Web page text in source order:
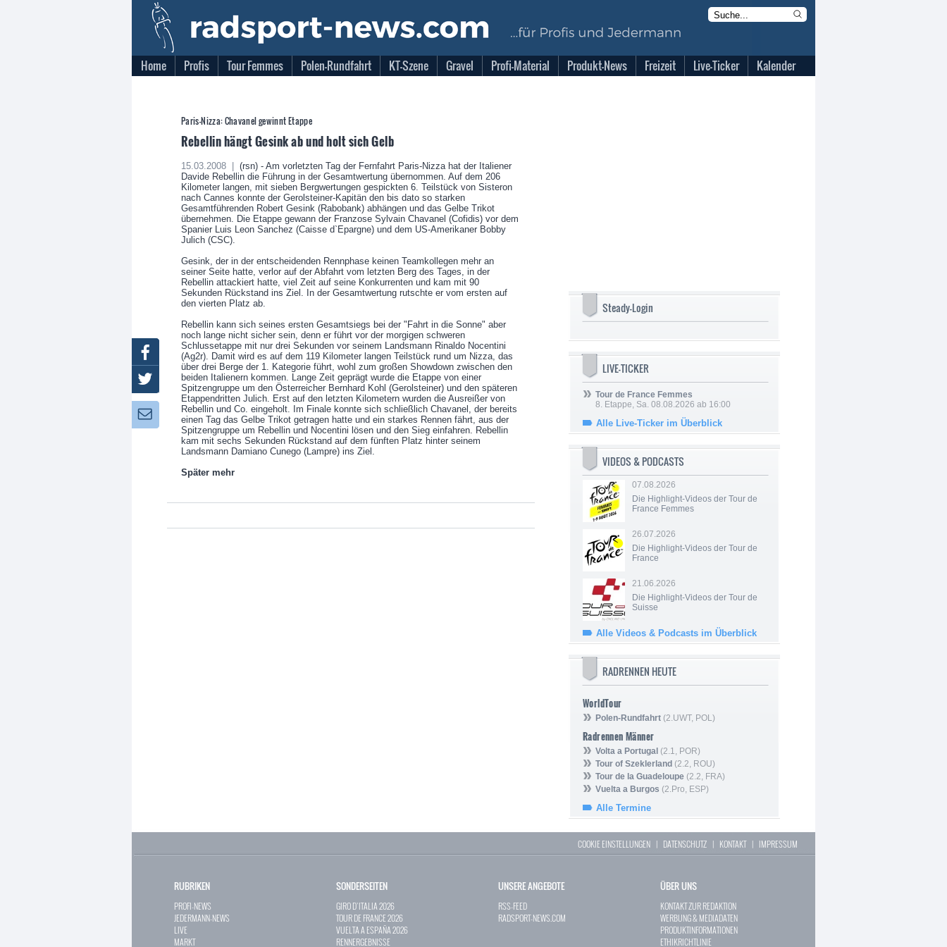
Home Profis Tour Femmes Polen-Rundfahrt KT-Szene Gravel Profi-Material Produkt-News Freizeit Live-Ticker Kalender
Paris-Nizza: Chavanel gewinnt Etappe
Rebellin hängt Gesink ab und holt sich Gelb
15.03.2008 |
(rsn) - Am vorletzten Tag der Fernfahrt Paris-Nizza hat der Italiener
Davide Rebellin die Führung in der Gesamtwertung übernommen. Auf dem 206
Kilometer langen, mit sieben Bergwertungen gespickten 6. Teilstück von Sisteron
nach Cannes konnte der Gerolsteiner-Kapitän den bis dato so starken
Gesamtführenden Robert Gesink (Rabobank) abhängen und das Gelbe Trikot
übernehmen. Die Etappe gewann der Franzose Sylvain Chavanel (Cofidis) vor dem
Spanier Luis Leon Sanchez (Caisse d`Epargne) und dem US-Amerikaner Bobby
Julich (CSC).
Gesink, der in der entscheidenden Rennphase keinen Teamkollegen mehr an
seiner Seite hatte, verlor auf der Abfahrt vom letzten Berg des Tages, in der
Rebellin attackiert hatte, viel Zeit auf seine Konkurrenten und kam mit 90
Sekunden Rückstand ins Ziel. In der Gesamtwertung rutschte er vom ersten auf
den vierten Platz ab.
Rebellin kann sich seines ersten Gesamtsiegs bei der "Fahrt in die Sonne" aber
noch lange nicht sicher sein, denn er führt vor der morgigen schweren
Schlussetappe mit nur drei Sekunden vor seinem Landsmann Rinaldo Nocentini
(Ag2r). Damit wird es auf dem 119 Kilometer langen Teilstück rund um Nizza, das
über drei Berge der 1. Kategorie führt, wohl zum großen Showdown zwischen den
beiden Italienern kommen. Lange Zeit geprägt wurde die Etappe von einer
Spitzengruppe um den Österreicher Bernhard Kohl (Gerolsteiner) und den späteren
Etappendritten Julich. Erst auf den letzten Kilometern wurden die Ausreißer von
Rebellin und Co. eingeholt. Im Finale konnte sich schließlich Chavanel, der bereits
einen Tag das Gelbe Trikot getragen hatte und ein starkes Rennen fährt, aus der
Spitzengruppe um Rebellin und Nocentini lösen und den Sieg einfahren. Rebellin
kam mit sechs Sekunden Rückstand auf dem fünften Platz hinter seinem
Landsmann Damiano Cunego (Lampre) ins Ziel.
Später mehr
Steady-Login
LIVE-TICKER
Tour de France Femmes
8. Etappe, Sa. 08.08.2026 ab 16:00
Alle Live-Ticker im Überblick
VIDEOS & PODCASTS
07.08.2026
Die Highlight-Videos der Tour de
France Femmes
26.07.2026
Die Highlight-Videos der Tour de
France
21.06.2026
Die Highlight-Videos der Tour de
Suisse
Alle Videos & Podcasts im Überblick
RADRENNEN HEUTE
WorldTour
Polen-Rundfahrt (2.UWT, POL)
Radrennen Männer
Volta a Portugal (2.1, POR)
Tour of Szeklerland (2.2, ROU)
Tour de la Guadeloupe (2.2, FRA)
Vuelta a Burgos (2.Pro, ESP)
Alle Termine
Facebook
Twitter
Newsletter:
COOKIE EINSTELLUNGEN | DATENSCHUTZ | KONTAKT| IMPRESSUM
RUBRIKEN
PROFI-NEWS
JEDERMANN-NEWS
LIVE
MARKT
SONDERSEITEN
GIRO D`ITALIA 2026
TOUR DE FRANCE 2026
VUELTA A ESPAÑA 2026
RENNERGEBNISSE
UNSERE ANGEBOTE
RSS-FEED
RADSPORT-NEWS.COM
ÜBER UNS
KONTAKT ZUR REDAKTION
WERBUNG & MEDIADATEN
PRODUKTINFORMATIONEN
ETHIKRICHTLINIE